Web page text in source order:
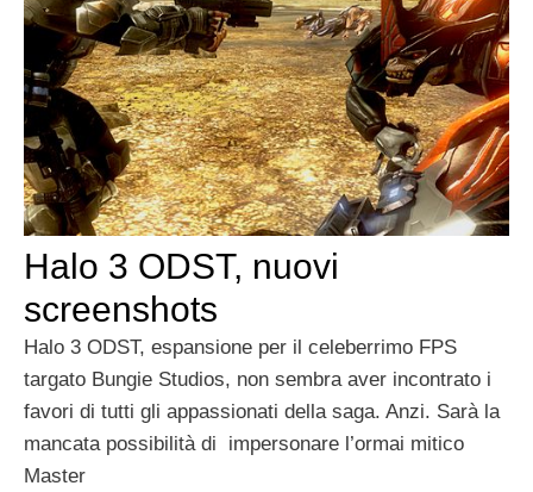
Halo 3 ODST, nuovi
screenshots
Halo 3 ODST, espansione per il celeberrimo FPS
targato Bungie Studios, non sembra aver incontrato i
favori di tutti gli appassionati della saga. Anzi. Sarà la
mancata possibilità di impersonare l’ormai mitico
Master